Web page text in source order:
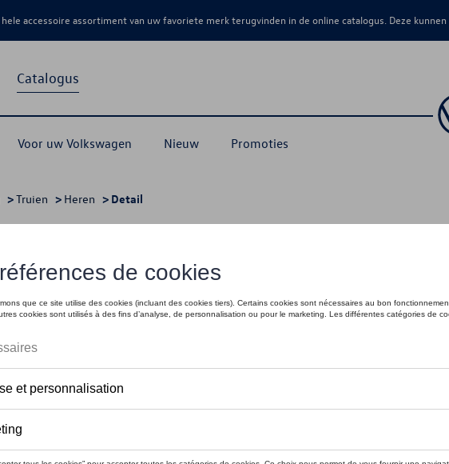
accessoire assortiment van uw favoriete merk terugvinden in de online catalogus. Deze
Catalogus
Voor uw Volkswagen Nieuw Promoties
>Truien > Heren > Detail
- S
Dit product is momenteel niet op